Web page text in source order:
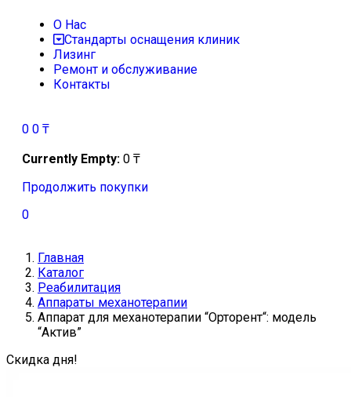
О Нас
Стандарты оснащения клиник
Лизинг
Ремонт и обслуживание
Контакты
0 0 ₸
Currently Empty: 0 ₸
Продолжить покупки
0
Главная
Каталог
Реабилитация
Аппараты механотерапии
Аппарат для механотерапии “Орторент“: модель
“Актив”
Скидка дня!